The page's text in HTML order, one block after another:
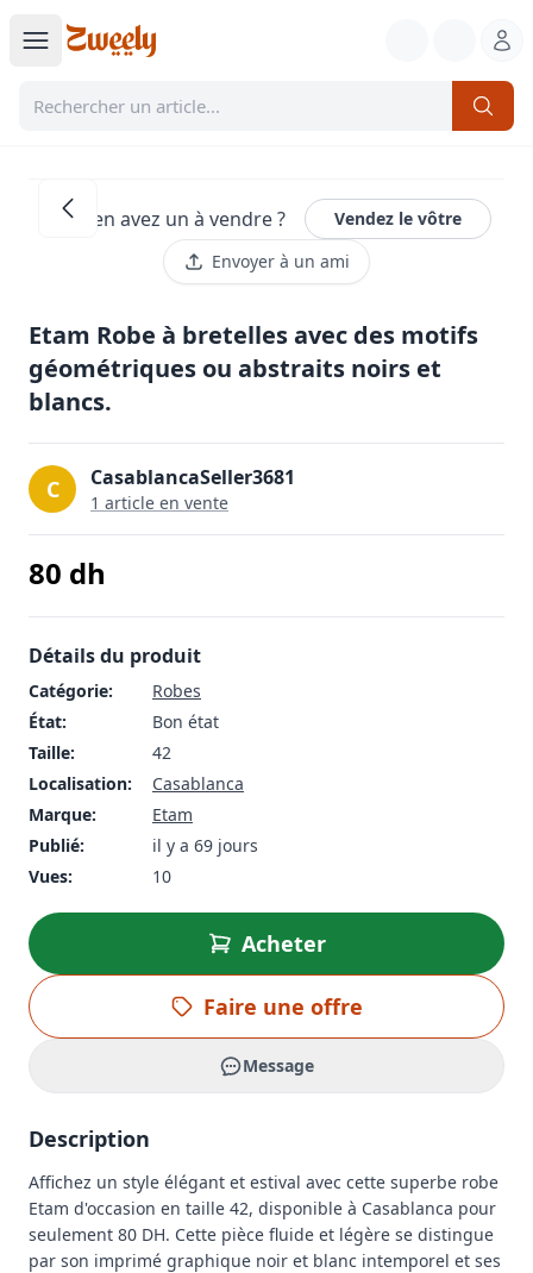
Vous en avez un à vendre ?
Vendez le vôtre
Envoyer à un ami
Etam Robe à bretelles avec des motifs
géométriques ou abstraits noirs et
blancs.
C CasablancaSeller3681
1 article en vente
80 dh
Détails du produit
Catégorie:
Robes
État:
Bon état
Taille:
42
Localisation:
Casablanca
Marque:
Etam
Publié:
il y a 69 jours
Vues:
10
Acheter
Faire une offre
Message
Description
Affichez un style élégant et estival avec cette superbe robe
Etam d'occasion en taille 42, disponible à Casablanca pour
seulement 80 DH. Cette pièce fluide et légère se distingue
par son imprimé graphique noir et blanc intemporel et ses